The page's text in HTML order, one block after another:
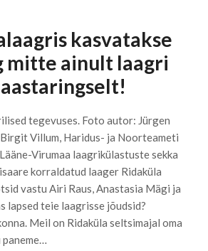
kasvatakse
mitte ainult laagri
tegevuses. Foto autor: Jürgen
Villum, Haridus- ja Noorteameti
Virumaa laagrikülastuste sekka
korraldatud laager Ridaküla
vastu Airi Raus, Anastasia Mägi ja
lapsed teie laagrisse jõudsid?
Meil on Ridaküla seltsimajal oma
paneme…